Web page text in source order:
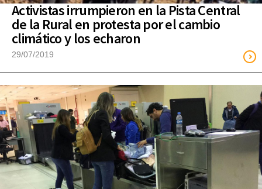
Activistas irrumpieron en la Pista Central
de la Rural en protesta por el cambio
climático y los echaron
29/07/2019